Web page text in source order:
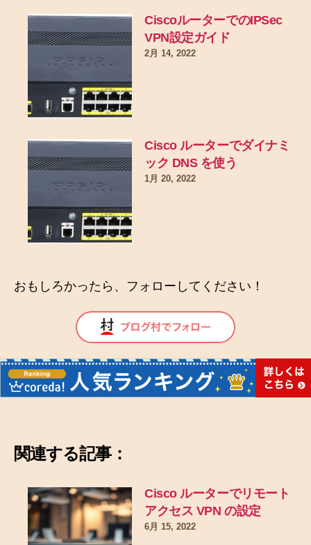
CiscoルーターでのIPSec
VPN設定ガイド
2月 14, 2022
Cisco ルーターでダイナミ
ック DNS を使う
1月 20, 2022
おもしろかったら、フォローしてください！
関連する記事：
Cisco ルーターでリモート
アクセス VPN の設定
6月 15, 2022